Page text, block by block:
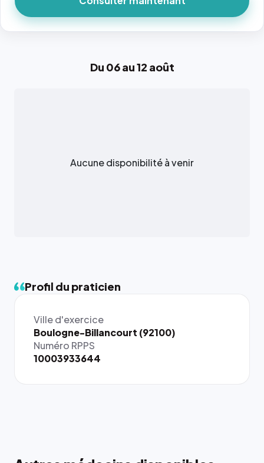
Du 06 au 12 août
Aucune disponibilité à venir
Profil du praticien
Ville d'exercice
Boulogne-Billancourt (92100)
Numéro RPPS
10003933644